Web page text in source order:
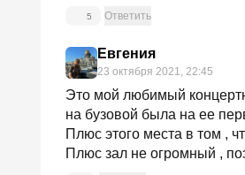
5 Ответить
Евгения
23 октября 2021, 22:45
Это мой любимый
на бузовой была на ее
Плюс этого места в том ,
Плюс зал не огромный ,